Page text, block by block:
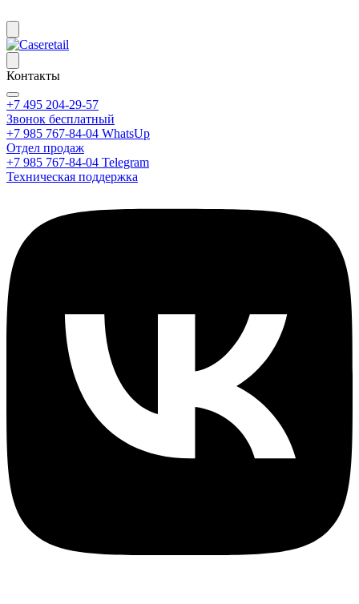
Контакты
+7 495 204-29-57
Звонок бесплатный
+7 985 767-84-04 WhatsUp
Отдел продаж
+7 985 767-84-04 Telegram
Техническая поддержка